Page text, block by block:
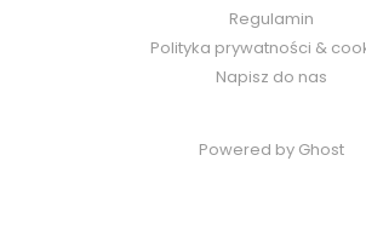
Regulamin
Polityka prywatności &
Napisz do nas
Powered by Ghost